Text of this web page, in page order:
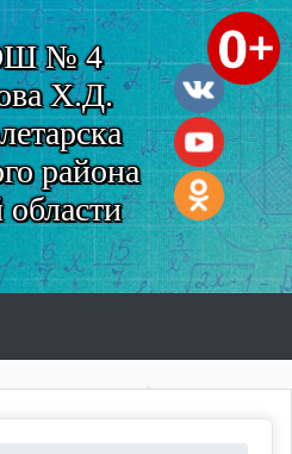
№ 4
Х.Д.
района
области